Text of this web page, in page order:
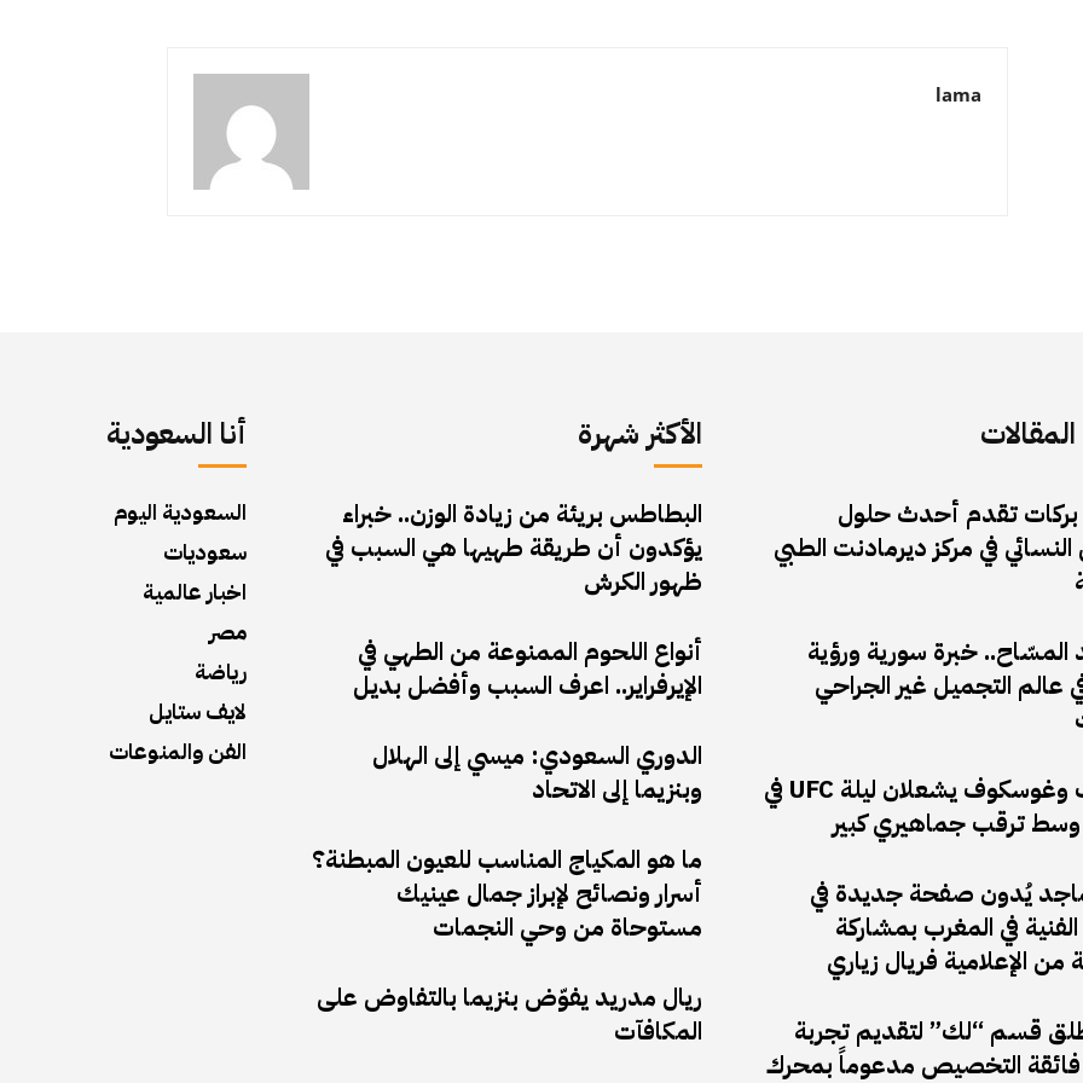
lama
أنا السعودية
السعودية اليوم
سعوديات
اخبار عالمية
مصر
رياضة
لايف ستايل
الفن والمنوعات
الأكثر شهرة
البطاطس بريئة من زيادة الوزن.. خبراء
يؤكدون أن طريقة طهيها هي السبب في
ظهور الكرش
أنواع اللحوم الممنوعة من الطهي في
الإيرفراير.. اعرف السبب وأفضل بديل
الدوري السعودي: ميسي إلى الهلال
وبنزيما إلى الاتحاد
ما هو المكياج المناسب للعيون المبطنة؟
أسرار ونصائح لإبراز جمال عينيك
مستوحاة من وحي النجمات
ريال مدريد يفوّض بنزيما بالتفاوض على
المكافآت
بركات تقدم أحدث حلول
في مركز ديرمادنت الطبي
خبرة سورية ورؤية
عالم التجميل غير الجراحي
أنكالايف وغوسكوف يشعلان ليلة UFC في
ترقب جماهيري كبير
يُدون صفحة جديدة في
في المغرب بمشاركة
من الإعلامية فريال زياري
قسم “لك” لتقديم تجربة
التخصيص مدعوماً بمحرك